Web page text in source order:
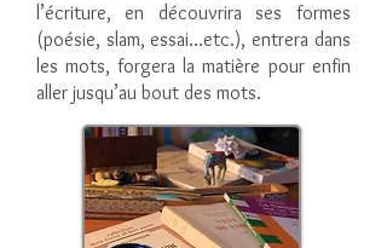
l’écriture, en découvrira ses formes
(poésie, slam, essai…etc.), entrera dans
les mots, forgera la matière pour enfin
aller jusqu’au bout des mots.